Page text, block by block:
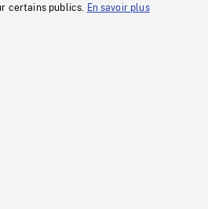
certains publics.
En savoir plus